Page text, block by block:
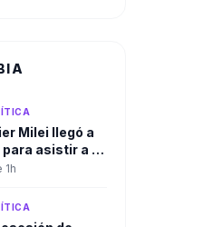
Milei llegó a
para asistir a la
De La
1h